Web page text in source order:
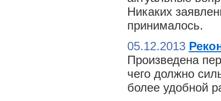
Никаких
принималось.
05.12.2013
Произведена
чего должно
более удобной